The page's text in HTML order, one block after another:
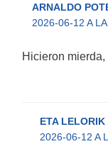
ARNALDO
2026-06-12 A
Hicieron
ETA
2026-06-12 A